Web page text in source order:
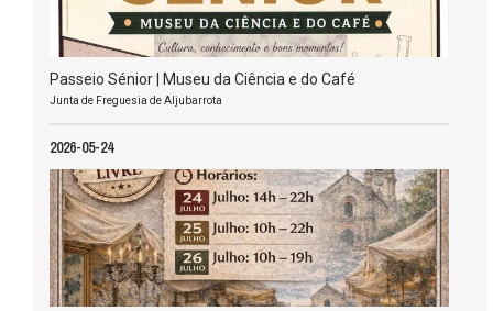
Passeio Sénior | Museu da Ciência e do Café
Junta de Freguesia de Aljubarrota
2026-05-24